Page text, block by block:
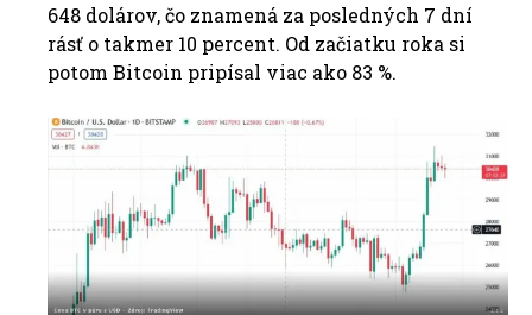
648 dolárov, čo znamená za posledných 7 dní
rásť o takmer 10 percent. Od začiatku roka si
potom Bitcoin pripísal viac ako 83 %.